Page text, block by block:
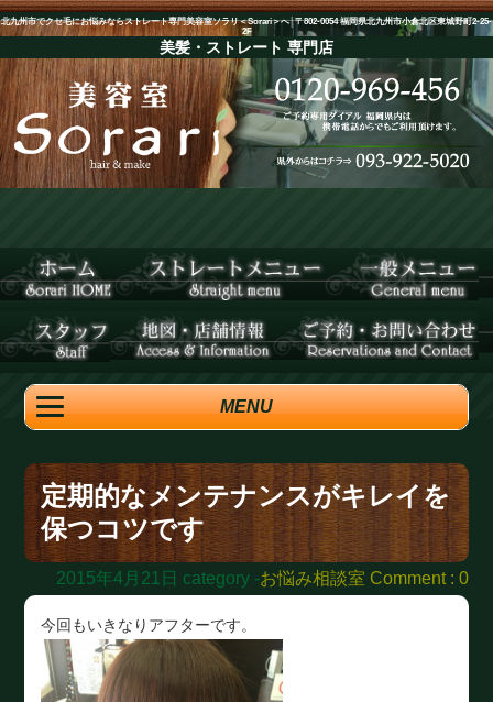
北九州市でクセ毛にお悩みならストレート専門美容室ソラリ＜Sorari＞へ│〒802-0054 福岡県北九州市小倉北区東城野町2-25-
2F
美髪・ストレート 専門店
MENU
定期的なメンテナンスがキレイを
保つコツです
2015年4月21日 category -お悩み相談室 Comment : 0
今回もいきなりアフターです。